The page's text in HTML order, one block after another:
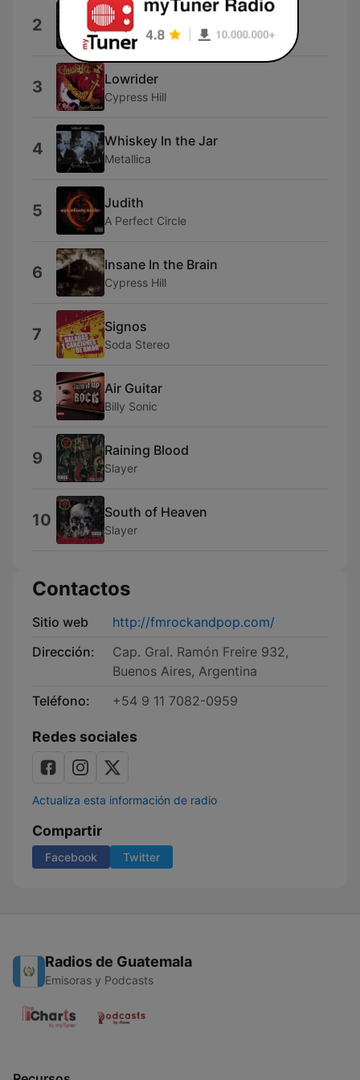
2 Animal
Def Leppard
3 Lowrider
Cypress Hill
4 Whiskey In the Jar
Metallica
5 Judith
A Perfect Circle
6 Insane In the Brain
Cypress Hill
7 Signos
Soda Stereo
8 Air Guitar
Billy Sonic
9 Raining Blood
Slayer
10 South of Heaven
Slayer
Contactos
Sitio web
http://fmrockandpop.com/
Dirección:
Cap. Gral. Ramón Freire 932,
Buenos Aires, Argentina
Teléfono:
+54 9 11 7082-0959
Redes sociales
Actualiza esta información de radio
Compartir
Facebook Twitter
Radios de Guatemala
Emisoras y Podcasts